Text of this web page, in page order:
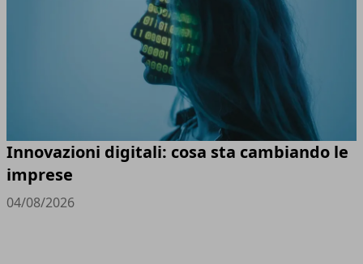
Innovazioni digitali: cosa sta cambiando le
imprese
04/08/2026